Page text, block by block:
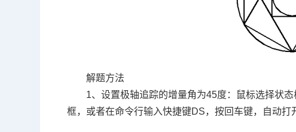
解题方法
1、设置极轴追踪的增量角为45度：鼠标选择状
框，或者在命令行输入快捷键DS，按回车键，自动打